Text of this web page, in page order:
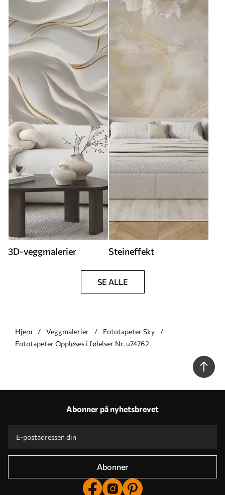
3D-veggmalerier Steineffekt
SE ALLE
Hjem Veggmalerier
Fototapeter Sky
Fototapeter Oppløses i følelser Nr. u74762
Abonner på nyhetsbrevet
Abonner